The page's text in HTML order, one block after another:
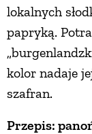
lokalnych
papryką.
kolor nadaje
szafran.
Przepis: